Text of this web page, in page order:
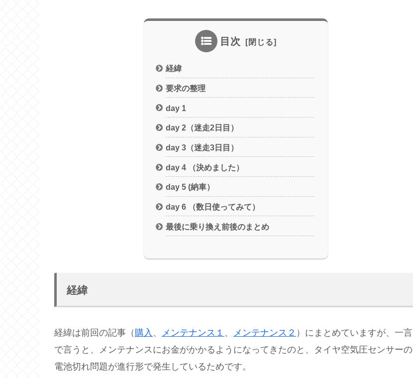
目次
経緯
要求の整理
day 1
day 2（迷走2日目）
day 3（迷走3日目）
day 4 （決めました）
day 5 (納車）
day 6 （数日使ってみて）
最後に乗り換え前後のまとめ
経緯
経緯は前回の記事（ 購入 、 メンテナンス１ 、 メンテナンス２ ）にまとめていますが、一言
で言うと、メンテナンスにお金がかかるようになってきたのと、タイヤ空気圧センサーの
電池切れ問題が進行形で発生しているためです。